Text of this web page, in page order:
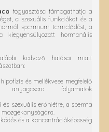
fogyasztása támogathatja a
a szexuális funkciókat és a
spermium termelődést, a
hormonális
kedvező hatásai miatt
és mellékvese megfelelő
folyamatok
szexuális erőnlétre, a sperma
és a koncentrációképesség